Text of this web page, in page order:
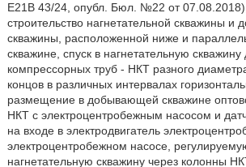
Е21В 43/24, опубл. Бюл. №22 от
строительство нагнетательной скважины и
скважины, расположенной ниже и
скважине, спуск в нагнетательную
компрессорных труб - НКТ разного
концов в различных интервалах
размещение в добывающей скважине
НКТ с электроцентробежным насосом и
на входе в электродвигатель
электроцентробежном насосе,
нагнетательную скважину через колонны